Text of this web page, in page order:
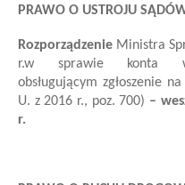
PRAWO O USTROJU
Rozporządzenie Ministra
r.w sprawie konta
obsługującym zgłoszenie
U. z 2016 r., poz. 700) – we
r.